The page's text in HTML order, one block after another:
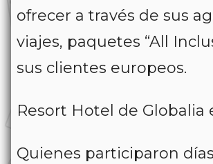
ofrecer a través de sus
viajes, paquetes “All
sus clientes europeos.
Resort Hotel de Globalia
Quienes participaron